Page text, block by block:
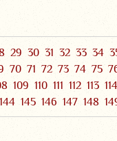
29 30 31 32 33 34
70 71 72 73 74 75
109 110 111 112 113 114
144 145 146 147 148